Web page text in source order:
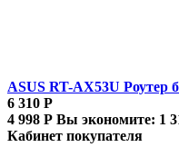
ASUS RT-AX53U Роутер
6 310 Р
4 998 Р Вы экономите: 1
Кабинет покупателя